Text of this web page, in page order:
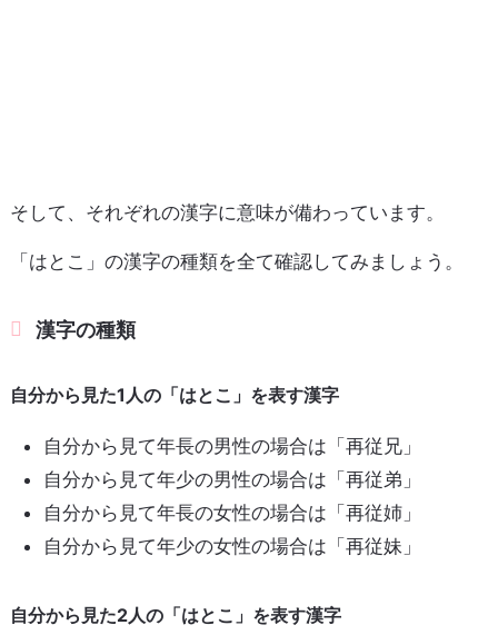
そして、それぞれの漢字に意味が備わっています。
「はとこ」の漢字の種類を全て確認してみましょう。
漢字の種類
自分から見た1人の「はとこ」を表す漢字
自分から見て年長の男性の場合は「再従兄」
自分から見て年少の男性の場合は「再従弟」
自分から見て年長の女性の場合は「再従姉」
自分から見て年少の女性の場合は「再従妹」
自分から見た2人の「はとこ」を表す漢字